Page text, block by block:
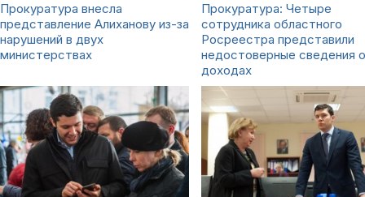
Прокуратура внесла
представление Алиханову из-за
нарушений в двух
министерствах
Прокуратура: Четыре
сотрудника областного
Росреестра представили
недостоверные сведения о
доходах